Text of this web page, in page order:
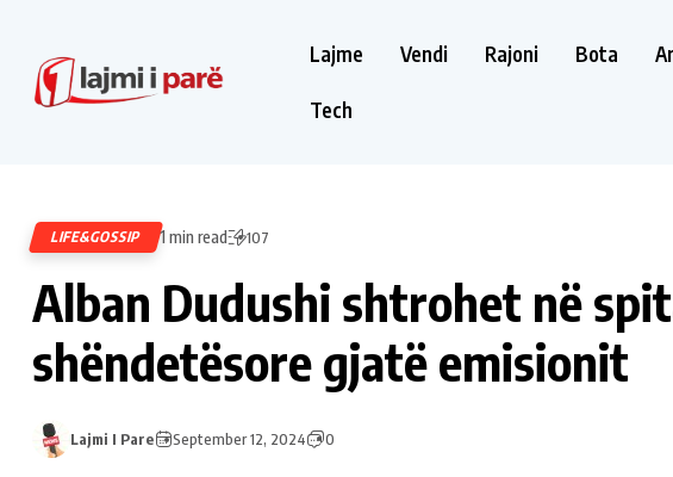
Lajme Vendi Rajoni Bota
Tech
LIFE&GOSSIP 1 min read 107
Alban Dudushi shtrohet në
shëndetësore gjatë emisionit
Lajmi I Pare September 12, 2024 0